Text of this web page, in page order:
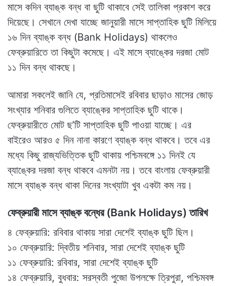
মাসে কদিন ব্যাঙ্ক বন্ধ বা ছুটি থাকাবে সেই তালিকা প্রকাশ করে
দিয়েছে। সেখানে দেখা যাচ্ছে জানুয়ারী মাসে সাপ্তাহিক ছুটি মিলিয়ে
১৬ দিন ব্যাঙ্ক বন্ধ (Bank Holidays) থাকলেও
ফেব্রুয়ারিতে তা কিছুটা কমেছে। এই মাসে ব্যাঙ্কের দরজা মোট
১১ দিন বন্ধ থাকছে।
আমারা সকলেই জানি যে, প্রতিমাসেই রবিবার ছাড়াও মাসের জোড়
সংখ্যার শনিবার গুলিতে ব্যাঙ্কের সাপ্তাহিক ছুটি থাকে।
ফেব্রুয়ারীতে মোট ছ’টি সাপ্তাহিক ছুটি পাওয়া যাচ্ছে। এর
বাইরেও আরও ৫ দিন নানা কারণে ব্যাঙ্ক বন্ধ থাকবে। তবে এর
মধ্যে কিছু রাজ্যভিত্তিক ছুটি থাকায় পশ্চিমবঙ্গে ১১ দিনই যে
ব্যাঙ্কের দরজা বন্ধ থাকবে এমনটা নয়। তবে বাংলায় ফেব্রুয়ারী
মাসে ব্যাঙ্ক বন্ধ থাকা দিনের সংখ্যাটা খুব একটা কম নয়।
ফেব্রুয়ারী মাসে ব্যাঙ্ক বন্ধের (Bank Holidays) তারিখ
৪ ফেব্রুয়ারি: রবিবার থাকায় সারা দেশেই ব্যাঙ্ক ছুটি ছিল।
১০ ফেব্রুয়ারি: দ্বিতীয় শনিবার, সারা দেশেই ব্যাঙ্ক ছুটি
১১ ফেব্রুয়ারি: রবিবার, সারা দেশেই ব্যাঙ্ক ছুটি
১৪ ফেব্রুয়ারি, বুধবার: সরস্বতী পুজো উপলক্ষে ত্রিপুরা, পশ্চিমবঙ্গ